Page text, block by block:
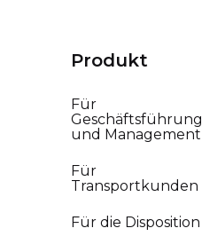
Produkt
Für
Geschäftsführung
und Management
Für
Transportkunden
Für die Disposition